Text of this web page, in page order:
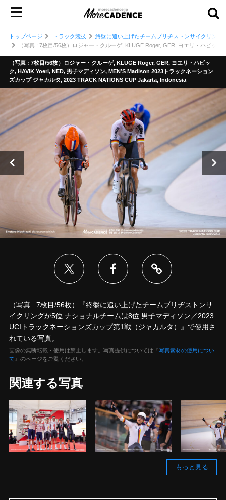
トップページ トラック競技
終盤に追い上げたチームブリヂストンサイクリン
（写真 : 7枚目/56枚）ロジャー・クルーゲ, KLUGE Roger, GER, ヨエリ・ハビッ
（写真 : 7枚目/56枚）ロジャー・クルーゲ, KLUGE Roger, GER, ヨエリ・ハビッ
ク, HAVIK Yoeri, NED, 男子マディソン, MEN’S Madison 2023トラックネーション
ズカップ ジャカルタ, 2023 TRACK NATIONS CUP Jakarta, Indonesia
（写真 : 7枚目/56枚）『終盤に追い上げたチームブリヂストンサ
イクリングが5位 ナショナルチームは8位 男子マディソン／2023
UCIトラックネーションズカップ第1戦（ジャカルタ）』で使用さ
れている写真。
画像の無断転載・使用は禁止します。写真提供については『写真素材の使用につい
て 』のページをご覧ください。
関連する写真
もっと見る